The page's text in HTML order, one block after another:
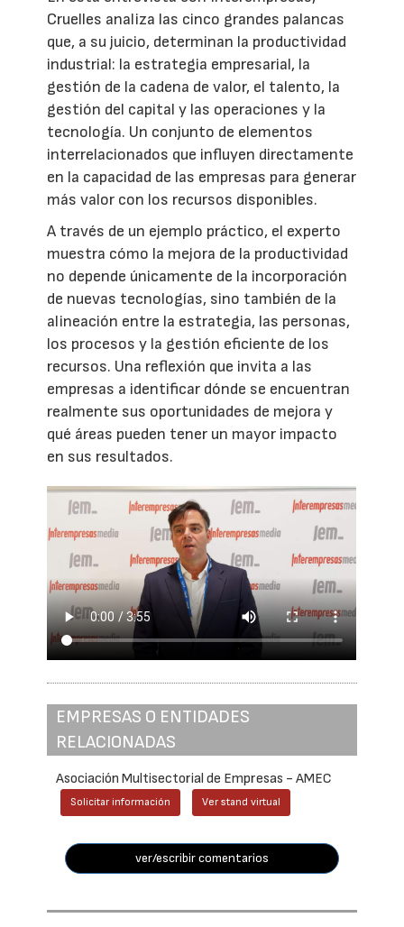
Cruelles analiza las cinco grandes palancas
que, a su juicio, determinan la productividad
industrial: la estrategia empresarial, la
gestión de la cadena de valor, el talento, la
gestión del capital y las operaciones y la
tecnología. Un conjunto de elementos
interrelacionados que influyen directamente
en la capacidad de las empresas para generar
más valor con los recursos disponibles.
A través de un ejemplo práctico, el experto
muestra cómo la mejora de la productividad
no depende únicamente de la incorporación
de nuevas tecnologías, sino también de la
alineación entre la estrategia, las personas,
los procesos y la gestión eficiente de los
recursos. Una reflexión que invita a las
empresas a identificar dónde se encuentran
realmente sus oportunidades de mejora y
qué áreas pueden tener un mayor impacto
en sus resultados.
EMPRESAS O ENTIDADES
RELACIONADAS
Asociación Multisectorial de Empresas - AMEC
Solicitar información Ver stand virtual
ver/escribir comentarios